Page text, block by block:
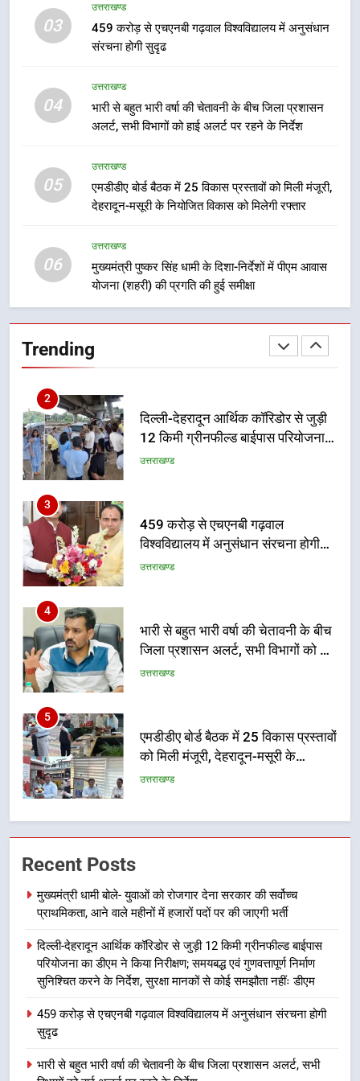
सुरक्षा मानकों से कोई समझौता नहींः डीएम
03
उत्तराखण्ड
459 करोड़ से एचएनबी गढ़वाल विश्वविद्यालय में अनुसंधान
संरचना होगी सुदृढ
04
उत्तराखण्ड
भारी से बहुत भारी वर्षा की चेतावनी के बीच जिला प्रशासन
अलर्ट, सभी विभागों को हाई अलर्ट पर रहने के निर्देश
05
उत्तराखण्ड
एमडीडीए बोर्ड बैठक में 25 विकास प्रस्तावों को मिली मंजूरी,
देहरादून-मसूरी के नियोजित विकास को मिलेगी रफ्तार
06
उत्तराखण्ड
मुख्यमंत्री पुष्कर सिंह धामी के दिशा-निर्देशों में पीएम आवास
योजना (शहरी) की प्रगति की हुई समीक्षा
Trending
गिरफ्तार
उत्तराखण्ड
भारी बारिश का अलर्ट! 6 अगस्त को
देहरादून में स्कूल बंद
1
मुख्यमंत्री धामी बोले- युवाओं को रोजगार
भर्ती
12 किमी ग्रीनफील्ड बाईपास परियोजना
का डीएम ने किया निरीक्षण; समयबद्ध एवं
नहींः डीएम
3
459 करोड़ से एचएनबी गढ़वाल
विश्वविद्यालय में अनुसंधान संरचना होगी
सुदृढ
उत्तराखण्ड
4
भारी से बहुत भारी वर्षा की चेतावनी के बीच
जिला प्रशासन अलर्ट, सभी विभागों को हाई
अलर्ट पर रहने के निर्देश
उत्तराखण्ड
5
एमडीडीए बोर्ड बैठक में 25 विकास प्रस्तावों
को मिली मंजूरी, देहरादून-मसूरी के
नियोजित विकास को मिलेगी रफ्तार
उत्तराखण्ड
6
मुख्यमंत्री पुष्कर सिंह धामी के दिशा-निर्देशों
में पीएम आवास योजना (शहरी) की प्रगति
की हुई समीक्षा
उत्तराखण्ड
गिरफ्तार
उत्तराखण्ड
भारी बारिश का अलर्ट! 6 अगस्त को
देहरादून में स्कूल बंद
1
मुख्यमंत्री धामी बोले- युवाओं को रोजगार
Recent Posts
मुख्यमंत्री धामी बोले- युवाओं को रोजगार देना सरकार की सर्वोच्च
प्राथमिकता, आने वाले महीनों में हजारों पदों पर की जाएगी भर्ती
दिल्ली-देहरादून आर्थिक कॉरिडोर से जुड़ी 12 किमी ग्रीनफील्ड बाईपास
परियोजना का डीएम ने किया निरीक्षण; समयबद्ध एवं गुणवत्तापूर्ण निर्माण
सुनिश्चित करने के निर्देश, सुरक्षा मानकों से कोई समझौता नहींः डीएम
459 करोड़ से एचएनबी गढ़वाल विश्वविद्यालय में अनुसंधान संरचना होगी
सुदृढ
भारी से बहुत भारी वर्षा की चेतावनी के बीच जिला प्रशासन अलर्ट, सभी